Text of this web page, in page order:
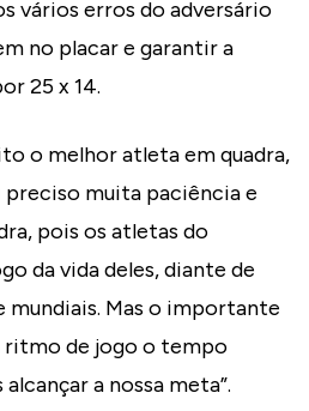
vários erros do adversário
no placar e garantir a
25 x 14.
o melhor atleta em quadra,
preciso muita paciência e
pois os atletas do
da vida deles, diante de
Mas o importante
ritmo de jogo o tempo
a nossa meta”.